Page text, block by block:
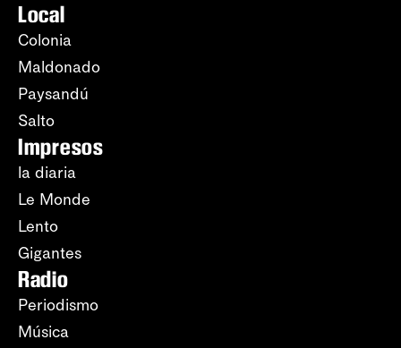
Local
Colonia
Maldonado
Paysandú
Salto
Impresos
la diaria
Le Monde
Lento
Gigantes
Radio
Periodismo
Música